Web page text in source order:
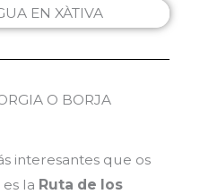
O BORJA
interesantes que os
la Ruta de los